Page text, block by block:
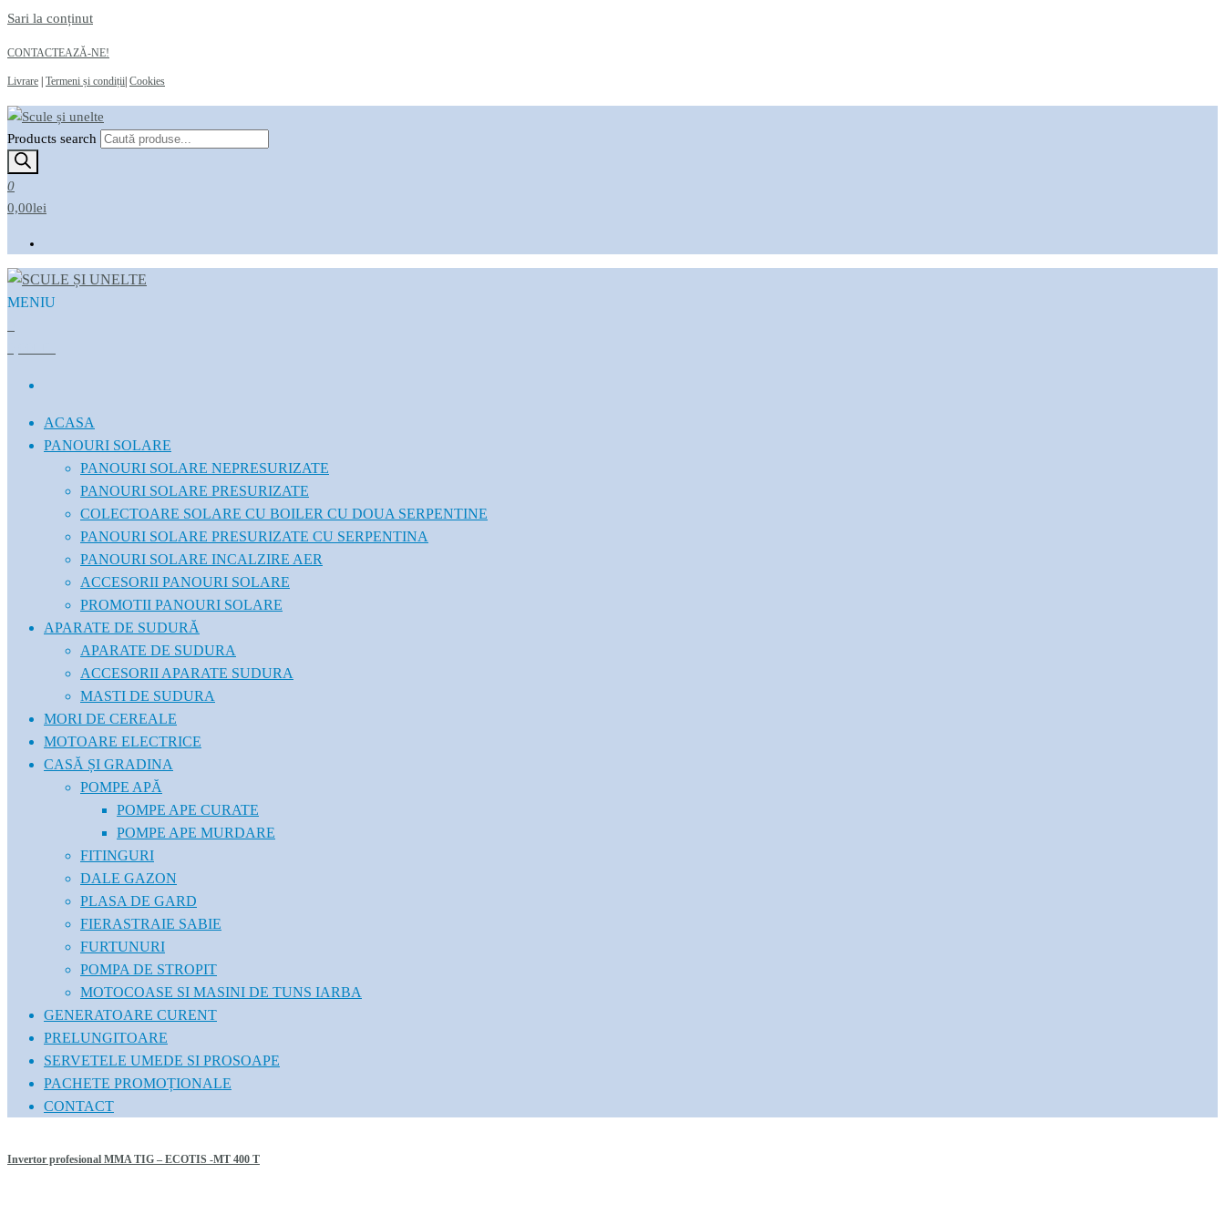
Sari la conținut
CONTACTEAZĂ-NE!
Livrare Termeni și condiții Cookies
Scule și unelte
Magazin online
Products search
0
0,00lei
MENIU
ACASA
PANOURI SOLARE
PANOURI SOLARE NEPRESURIZATE
PANOURI SOLARE PRESURIZATE
COLECTOARE SOLARE CU BOILER CU DOUA SERPENTINE
PANOURI SOLARE PRESURIZATE CU SERPENTINA
PANOURI SOLARE INCALZIRE AER
ACCESORII PANOURI SOLARE
PROMOTII PANOURI SOLARE
APARATE DE SUDURĂ
APARATE DE SUDURA
ACCESORII APARATE SUDURA
MASTI DE SUDURA
MORI DE CEREALE
MOTOARE ELECTRICE
CASĂ ȘI GRADINA
POMPE APĂ
POMPE APE CURATE
POMPE APE MURDARE
FITINGURI
DALE GAZON
PLASA DE GARD
FIERASTRAIE SABIE
FURTUNURI
POMPA DE STROPIT
MOTOCOASE SI MASINI DE TUNS IARBA
GENERATOARE CURENT
PRELUNGITOARE
SERVETELE UMEDE SI PROSOAPE
PACHETE PROMOȚIONALE
CONTACT
Invertor profesional MMA TIG – ECOTIS -MT 400 T